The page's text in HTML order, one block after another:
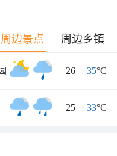
周边景点 周边乡镇
26 / 35°C
25 / 33°C